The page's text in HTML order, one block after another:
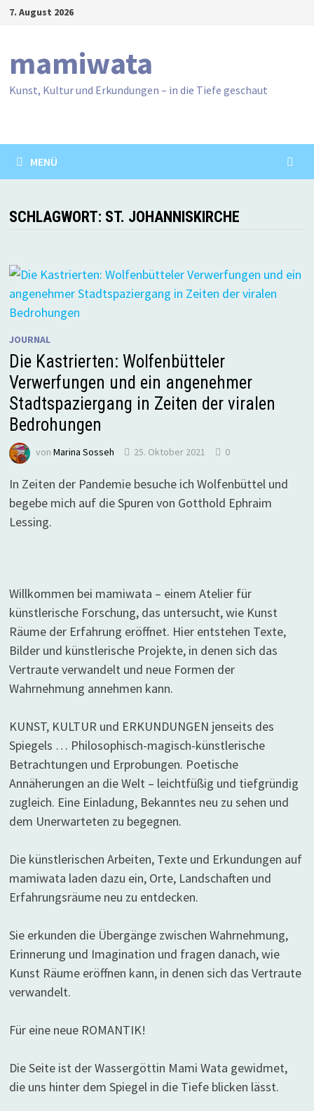
Zum7. August 2026
mamiwata
Kunst, Kultur und Erkundungen – in die Tiefe geschaut
MENÜ
SCHLAGWORT: ST. JOHANNISKIRCHE
JOURNAL
Die Kastrierten: Wolfenbütteler
Verwerfungen und ein angenehmer
Stadtspaziergang in Zeiten der viralen
Bedrohungen
von Marina Sosseh 25. Oktober 2021 0
In Zeiten der Pandemie besuche ich Wolfenbüttel und
begebe mich auf die Spuren von Gotthold Ephraim
Lessing.
Willkommen bei mamiwata – einem Atelier für
künstlerische Forschung, das untersucht, wie Kunst
Räume der Erfahrung eröffnet. Hier entstehen Texte,
Bilder und künstlerische Projekte, in denen sich das
Vertraute verwandelt und neue Formen der
Wahrnehmung annehmen kann.
KUNST, KULTUR und ERKUNDUNGEN jenseits des
Spiegels … Philosophisch-magisch-künstlerische
Betrachtungen und Erprobungen. Poetische
Annäherungen an die Welt – leichtfüßig und tiefgründig
zugleich. Eine Einladung, Bekanntes neu zu sehen und
dem Unerwarteten zu begegnen.
Die künstlerischen Arbeiten, Texte und Erkundungen auf
mamiwata laden dazu ein, Orte, Landschaften und
Erfahrungsräume neu zu entdecken.
Sie erkunden die Übergänge zwischen Wahrnehmung,
Erinnerung und Imagination und fragen danach, wie
Kunst Räume eröffnen kann, in denen sich das Vertraute
verwandelt.
Für eine neue ROMANTIK!
Die Seite ist der Wassergöttin Mami Wata gewidmet,
die uns hinter dem Spiegel in die Tiefe blicken lässt.